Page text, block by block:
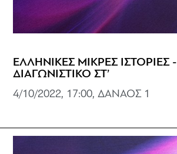
ΕΛΛΗΝΙΚΕΣ ΜΙΚΡΕΣ ΙΣΤΟΡΙΕΣ -
ΔΙΑΓΩΝΙΣΤΙΚΟ ΣΤ’
4/10/2022, 17:00, ΔΑΝΑΟΣ 1